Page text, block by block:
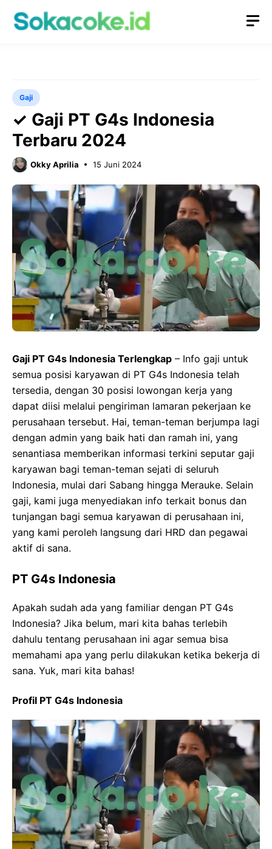
Gaji
✓ Gaji PT G4s Indonesia
Terbaru 2024
Okky Aprilia 15 Juni 2024
Gaji PT G4s Indonesia Terlengkap – Info gaji untuk
semua posisi karyawan di PT G4s Indonesia telah
tersedia, dengan 30 posisi lowongan kerja yang
dapat diisi melalui pengiriman lamaran pekerjaan ke
perusahaan tersebut. Hai, teman-teman berjumpa lagi
dengan admin yang baik hati dan ramah ini, yang
senantiasa memberikan informasi terkini seputar gaji
karyawan bagi teman-teman sejati di seluruh
Indonesia, mulai dari Sabang hingga Merauke. Selain
gaji, kami juga menyediakan info terkait bonus dan
tunjangan bagi semua karyawan di perusahaan ini,
yang kami peroleh langsung dari HRD dan pegawai
aktif di sana.
PT G4s Indonesia
Apakah sudah ada yang familiar dengan PT G4s
Indonesia? Jika belum, mari kita bahas terlebih
dahulu tentang perusahaan ini agar semua bisa
memahami apa yang perlu dilakukan ketika bekerja di
sana. Yuk, mari kita bahas!
Profil PT G4s Indonesia